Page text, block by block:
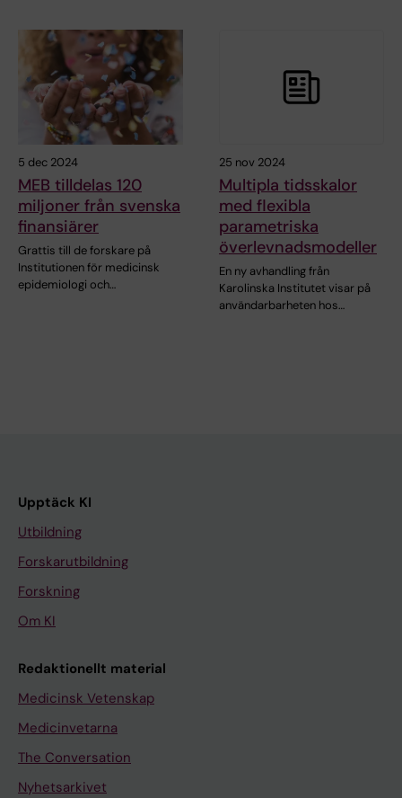
5 dec 2024
MEB tilldelas 120
miljoner från svenska
finansiärer
Grattis till de forskare på
Institutionen för medicinsk
epidemiologi och…
25 nov 2024
Multipla tidsskalor
med flexibla
parametriska
överlevnadsmodeller
En ny avhandling från
Karolinska Institutet visar på
användarbarheten hos…
Upptäck KI
Utbildning
Forskarutbildning
Forskning
Om KI
Redaktionellt material
Medicinsk Vetenskap
Medicinvetarna
The Conversation
Nyhetsarkivet